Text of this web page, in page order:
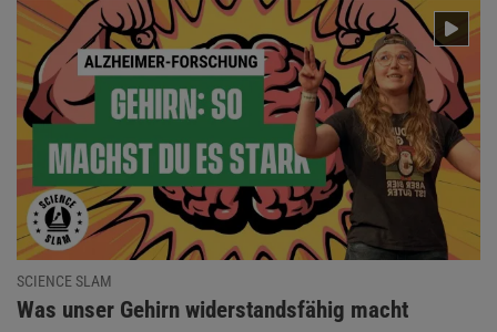
SCIENCE SLAM
:
Was unser Gehirn widerstandsfähig macht